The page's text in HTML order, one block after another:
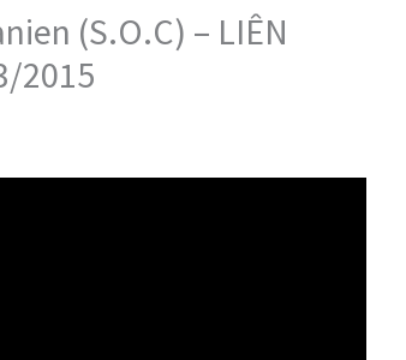
(S.O.C) – LIÊN
2015